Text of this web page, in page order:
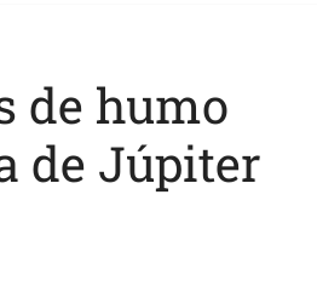
de humo
de Júpiter